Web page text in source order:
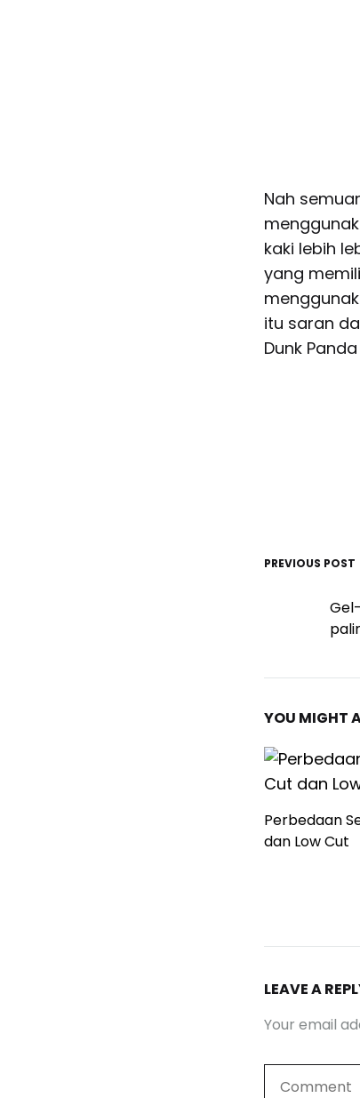
Nah
kaki lebih
yang
itu saran
Dunk
Post
PREVIOUS POST
YOU MIGHT
Perbedaan
dan Low Cut
LEAVE A
Your email